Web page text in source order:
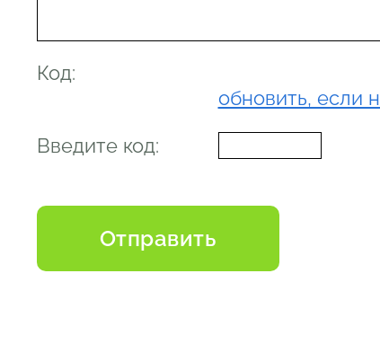
Код:
обновить, если
Введите код: